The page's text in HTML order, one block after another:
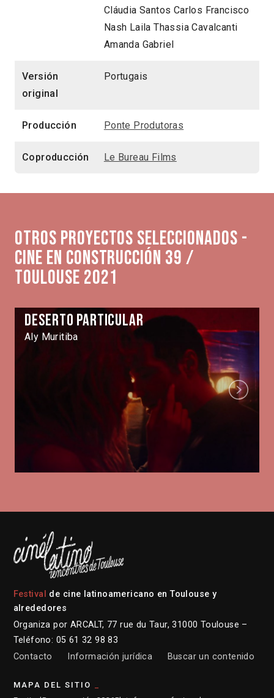
Cláudia Santos Carlos Francisco
Nash Laila Thassia Cavalcanti
Amanda Gabriel
Versión
original
Portugais
Producción Ponte Produtoras
Coproducción Le Bureau Films
Otros proyectos seleccionados -
Cine en Construcción 39 /
Toulouse 2021
Deserto Particular
Aly Muritiba
Next
Festival
de cine latinoamericano en Toulouse y
alrededores
Organiza por ARCALT, 77 rue du Taur, 31000 Toulouse –
Teléfono: 05 61 32 98 83
Contacto
Información jurídica Buscar un contenido
MAPA DEL SITIO